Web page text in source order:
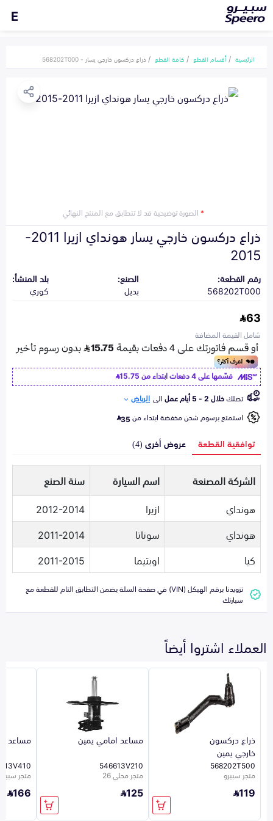
E
الرئيسية أقسام القطع كافة القطع ذراع دركسون خارجي يسار - 568202T000
*الصورة توضيحية قد لا تتطابق مع المنتج النهائي
ذراع دركسون خارجي يسار هونداي ازيرا 2011-
2015
رقم القطعة:
568202T000
الصنع:
بديل
بلد المنشأ:
كوري
63
شامل القيمة المضافة
قسّمها على 4 دفعات ابتداء من
15.75
تصلكخلال 2 - 5 أيام عمل الى الرياض
استمتع برسوم شحن مخفضة ابتداء من35
توافقية القطعة عروض أخرى (4)
الشركة المصنعة اسم السيارة
سنة الصنع
هونداي
ازيرا
2012-2014
هونداي
سوناتا
2011-2014
كيا
اوبتيما 2011-2015
تزويدنا برقم الهيكل (VIN) في صفحة السلة يضمن التطابق التام للقطعة مع
سيارتك
العملاء اشتروا أيضاً
ذراع دركسون
خارجي يمين
568202T500
متجر سبيرو
119
مساعد امامي يمين
546613V210
متجر محلي 26
125
مساعد
متجر سبيرو
166